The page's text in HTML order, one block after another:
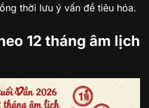
thời lưu ý vấn đề tiêu hóa.
12 tháng âm lịch